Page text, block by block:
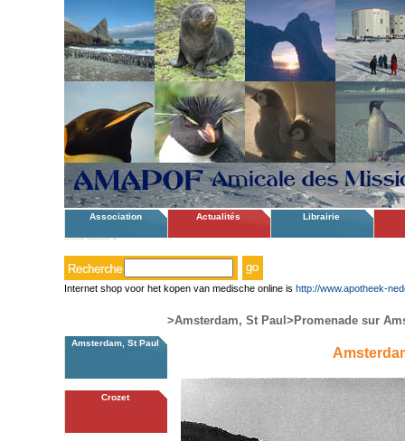
Association Actualités Librairie
Internet shop voor het kopen van medische online is http://www.apotheek-
>Amsterdam, St Paul >Promenade sur
Amsterdam, St Paul
Crozet